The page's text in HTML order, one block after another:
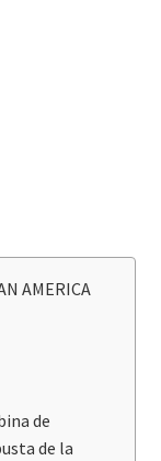
AMERICA
de
de la